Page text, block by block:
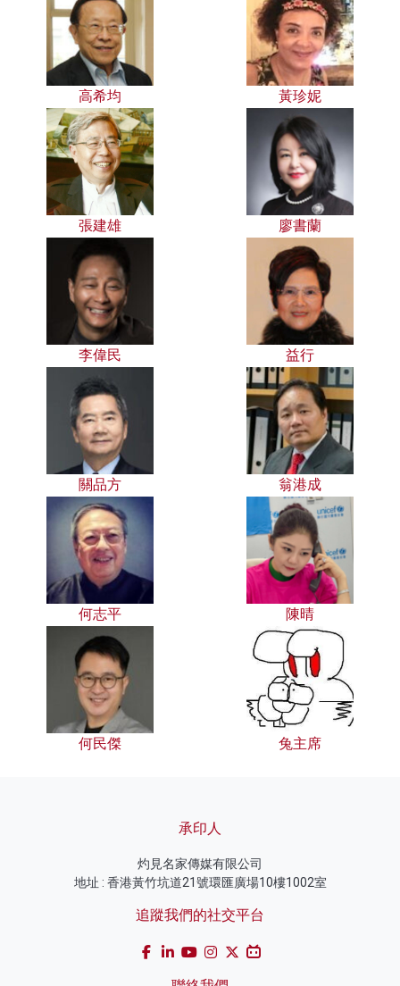
高希均 黃珍妮
張建雄 廖書蘭
李偉民 益行
關品方 翁港成
何志平 陳晴
何民傑 兔主席
承印人
灼見名家傳媒有限公司
地址 : 香港黃竹坑道21號環匯廣場10樓1002室
追蹤我們的社交平台